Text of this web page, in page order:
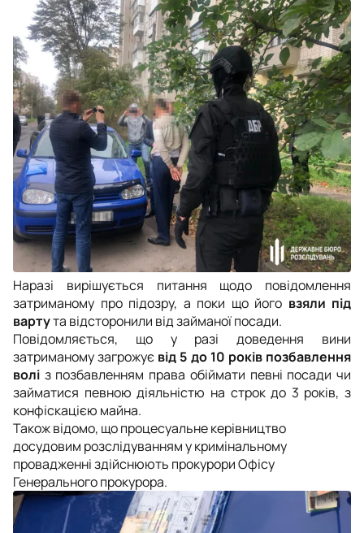
Наразі вирішується питання щодо повідомлення
затриманому про підозру, а поки що його взяли під
вартута відсторонили від займаної посади.
Повідомляється, що у разі доведення вини
затриманому загрожує від 5 до 10 років позбавлення
волі з позбавленням права обіймати певні посади чи
займатися певною діяльністю на строк до 3 років, з
конфіскацією майна.
Також відомо, що процесуальне керівництво
досудовим розслідуванням у кримінальному
провадженні здійснюють прокурори Офісу
Генерального прокурора.